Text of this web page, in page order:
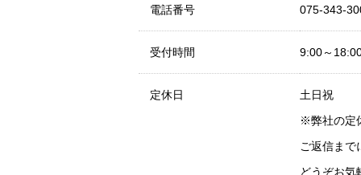
電話番号 075-343-
受付時間 9:00～
定休日
土日祝
※弊社の定
ご返信まで
どうぞお気